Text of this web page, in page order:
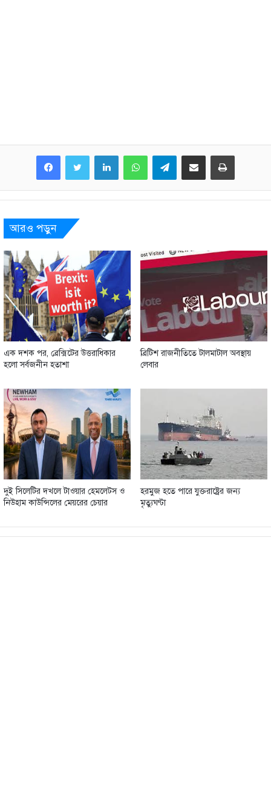
LinkedInWhatsAppTelegramShare via Email Print
আরও পড়ুন
এক দশক পর, ব্রেক্সিটের উত্তরাধিকার
হলো সর্বজনীন হতাশা
ব্রিটিশ রাজনীতিতে টালমাটাল অবস্থায়
লেবার
দুই সিলেটির দখলে টাওয়ার হেমলেট্স ও
নিউহাম কাউন্সিলের মেয়রের চেয়ার
হরমুজ হতে পারে যুক্তরাষ্ট্রের জন্য
মৃত্যুঘণ্টা